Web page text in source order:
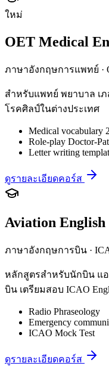
ใหม่
OET Medical
ภาษาอังกฤษการแพทย์ ·
สำหรับแพทย์ พยาบาล เ
โรคศิลป์ในต่างประเทศ
Medical vocabulary
Role-play Doctor-
Letter writing
ดูรายละเอียดคอร์ส
Aviation
ภาษาอังกฤษการบิน ·
หลักสูตรสำหรับนักบิน แอ
บิน เตรียมสอบ ICAO
Radio Phraseology
Emergency
ICAO Mock Test
ดูรายละเอียดคอร์ส